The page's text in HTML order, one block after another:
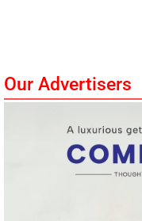
Our Advertisers